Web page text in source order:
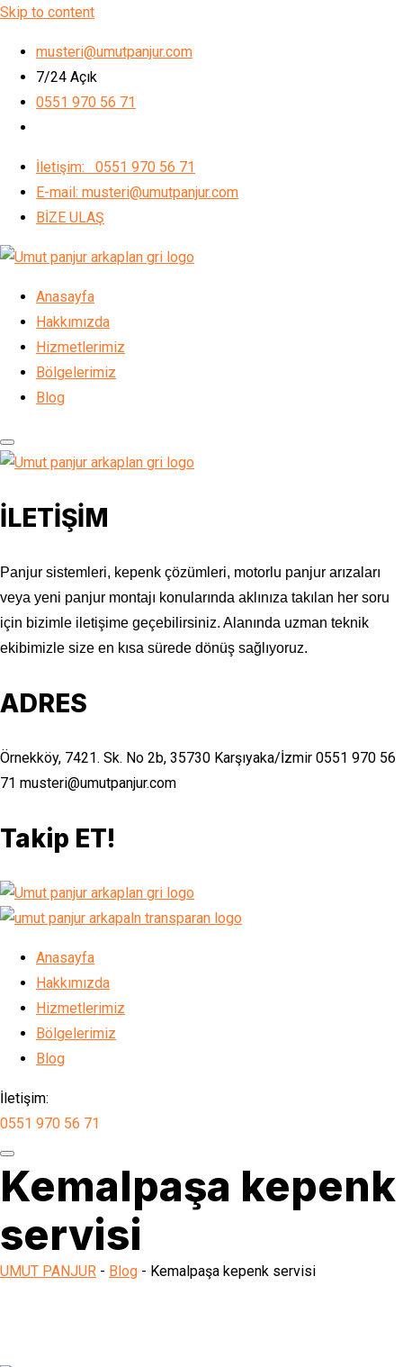
Skip to content
musteri@umutpanjur.com
7/24 Açık
0551 970 56 71
İletişim: 0551 970 56 71
E-mail: musteri@umutpanjur.com
BİZE ULAŞ
Anasayfa
Hakkımızda
Hizmetlerimiz
Bölgelerimiz
Blog
İLETİŞİM
Panjur sistemleri, kepenk çözümleri, motorlu panjur arızaları
veya yeni panjur montajı konularında aklınıza takılan her soru
için bizimle iletişime geçebilirsiniz. Alanında uzman teknik
ekibimizle size en kısa sürede dönüş sağlıyoruz.
ADRES
Örnekköy, 7421. Sk. No 2b, 35730 Karşıyaka/İzmir 0551 970 56
71 musteri@umutpanjur.com
Takip ET!
Anasayfa
Hakkımızda
Hizmetlerimiz
Bölgelerimiz
Blog
İletişim:
0551 970 56 71
Kemalpaşa kepenk
servisi
UMUT PANJUR - Blog - Kemalpaşa kepenk servisi